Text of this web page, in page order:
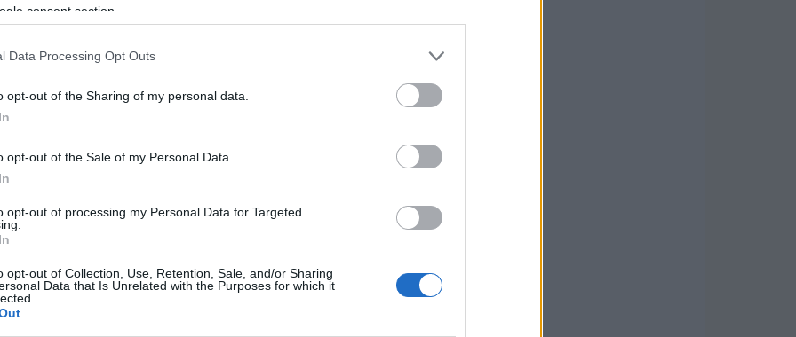
consent section.
Data Processing Opt Outs
opt-out of the Sharing of my personal data.
opt-out of the Sale of my Personal Data.
opt-out of processing my Personal Data for Targeted
opt-out of Collection, Use, Retention, Sale, and/or Sharing
Data that Is Unrelated with the Purposes for which it
tono, protagonisti e regole del mondo
italiana è stata fissata al4 marzo
di punta dello studio.
Venezia sotterranea dei gatti
felino che alterna
della città lagunare. La Venezia del film